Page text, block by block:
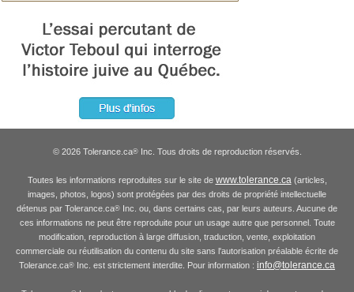
© 2026 Tolerance.ca®Inc. Tous droits de reproduction réservés.
Toutes les informations reproduites sur le site de www.tolerance.ca(articles,
images, photos, logos) sont protégées par des droits de propriété intellectuelle
détenus par Tolerance.ca® Inc. ou, dans certains cas, par leurs auteurs. Aucune de
ces informations ne peut être reproduite pour un usage autre que personnel. Toute
modification, reproduction à large diffusion, traduction, vente, exploitation
commerciale ou réutilisation du contenu du site sans l'autorisation préalable écrite de
Tolerance.ca® Inc. est strictement interdite. Pour information : info@tolerance.ca